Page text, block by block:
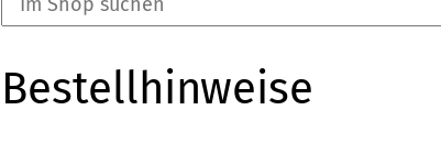
Bestellhinweise